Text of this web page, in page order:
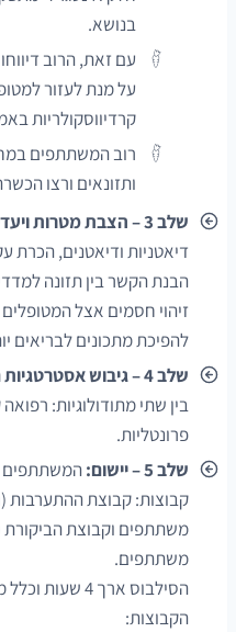
בנושא.
עם זאת, הרוב
על מנת לעזור
קרדיווסקולריות
רוב המשתתפים
ותזונאים ורצו
שלב 3 – הצבת מטרות ויעדים ברורים:
דיאטניות ודיאטנים, הכרת
הבנת הקשר בין תזונה
זיהוי חסמים אצל
להפיכת מתכונים לבריאים
שלב 4 – גיבוש אסטרטגיות חינוכיות להגשמת היעדים
בין שתי מתודולוגיות:
פרונטליות.
שלב 5 – יישום:
המשתתפים
משתתפים.
הסילבוס ארך 4
הקבוצות: